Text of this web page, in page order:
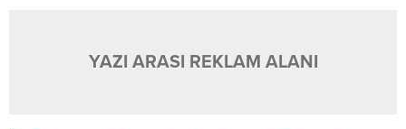
YAZI ARASI REKLAM ALANI